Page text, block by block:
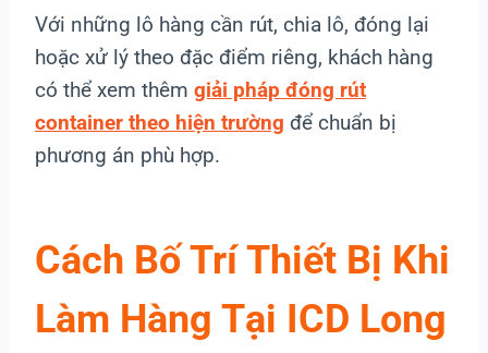
Với những lô hàng cần rút, chia lô, đóng lại
hoặc xử lý theo đặc điểm riêng, khách hàng
có thể xem thêm giải pháp đóng rút
container theo hiện trường để chuẩn bị
phương án phù hợp.
Cách Bố Trí Thiết Bị Khi
Làm Hàng Tại ICD Long